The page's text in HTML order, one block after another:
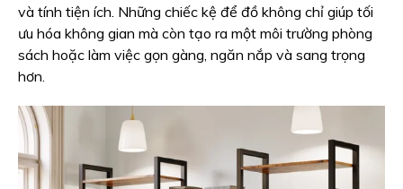
và tính tiện ích. Những chiếc kệ để đồ không chỉ giúp tối
ưu hóa không gian mà còn tạo ra một môi trường phòng
sách hoặc làm việc gọn gàng, ngăn nắp và sang trọng
hơn.